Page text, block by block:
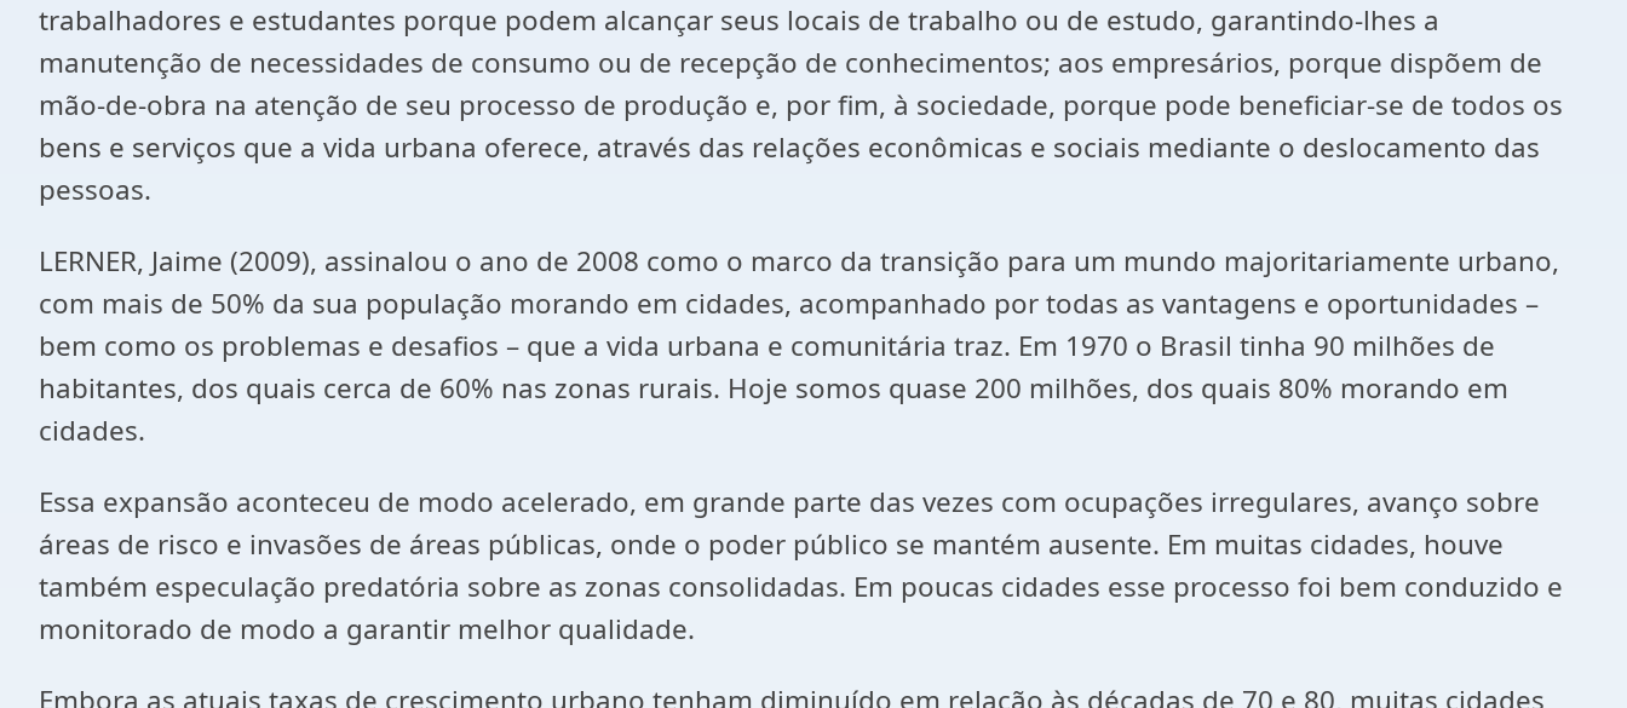
trabalhadores e estudantes porque podem alcançar seus locais de trabalho ou de estudo, garantindo-lhes a
manutenção de necessidades de consumo ou de recepção de conhecimentos; aos empresários, porque dispõem de
mão-de-obra na atenção de seu processo de produção e, por fim, à sociedade, porque pode beneficiar-se de todos os
bens e serviços que a vida urbana oferece, através das relações econômicas e sociais mediante o deslocamento das
pessoas.
LERNER, Jaime (2009), assinalou o ano de 2008 como o marco da transição para um mundo majoritariamente urbano,
com mais de 50% da sua população morando em cidades, acompanhado por todas as vantagens e oportunidades –
bem como os problemas e desafios – que a vida urbana e comunitária traz. Em 1970 o Brasil tinha 90 milhões de
habitantes, dos quais cerca de 60% nas zonas rurais. Hoje somos quase 200 milhões, dos quais 80% morando em
cidades.
Essa expansão aconteceu de modo acelerado, em grande parte das vezes com ocupações irregulares, avanço sobre
áreas de risco e invasões de áreas públicas, onde o poder público se mantém ausente. Em muitas cidades, houve
também especulação predatória sobre as zonas consolidadas. Em poucas cidades esse processo foi bem conduzido e
monitorado de modo a garantir melhor qualidade.
Embora as atuais taxas de crescimento urbano tenham diminuído em relação às décadas de 70 e 80, muitas cidades